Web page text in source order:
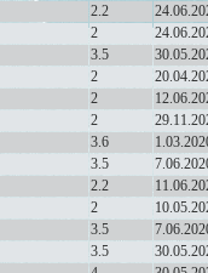
2.2
2
3.5
2
2
2
3.6
3.5
2.2
2
3.5
3.5